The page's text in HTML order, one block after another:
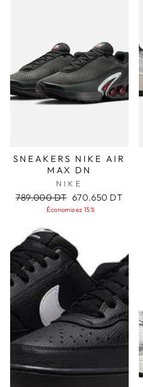
SNEAKERS NIKE AIR
MAX DN
NIKE
Prix
789.000 DT Prix
réduit
670.650 DT
Économisez 15%